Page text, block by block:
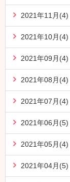
2021年11月(4)
2021年10月(4)
2021年09月(4)
2021年08月(4)
2021年07月(4)
2021年06月(5)
2021年05月(4)
2021年04月(5)